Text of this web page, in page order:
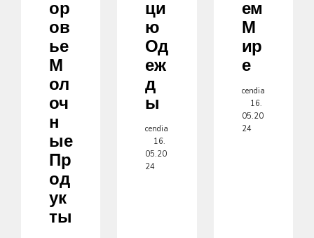
Ор
Ов
Ье
М
Ол
Оч
Н
Ые
Пр
Од
Ук
Ты
Ци
Ю
Од
Еж
Д
Ы
cendia
16.
05.20
24
Ем
М
Ир
Е
cendia
16.
05.20
24